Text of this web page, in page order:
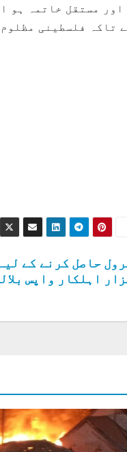
مستقل خاتمہ ہو
تاکہ فلسطینی مظلوم
اہلکار واپس